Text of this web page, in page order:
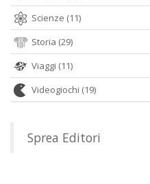
Scienze (11)
Storia (29)
Viaggi (11)
Videogiochi (19)
Sprea Editori